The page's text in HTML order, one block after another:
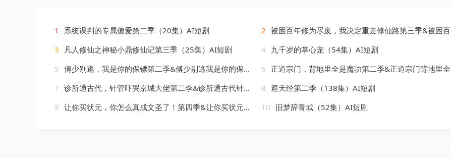
1 系统误判的专属偏爱第二季（20集）AI短剧 2 被困百年修为尽废，我决定重走修仙路第三季&被困百年修为尽废我决定重走修仙路第三季（100集）AI短剧
3
凡人修仙之神秘小鼎修仙记第三季（25集）AI短剧 4 九千岁的掌心宠（54集）AI短剧
5 傅少别逃，我是你的保镖第二季&傅少别逃我是你的保镖第二季（92集）AI短剧 6 正道宗门，背地里全是魔功第二季&正道宗门背地里全是魔功第二季（130集）AI短剧
7 诊所通古代，针管吓哭京城大佬第二季&诊所通古代针管吓哭京城大佬第二季（28集）AI短剧 8 遮天经第二季（138集）AI短剧
9 让你买状元，你怎么真成文圣了！第四季&让你买状元你怎么真成文圣了第四季（105集）AI短剧 10 旧梦辞青城（52集）AI短剧